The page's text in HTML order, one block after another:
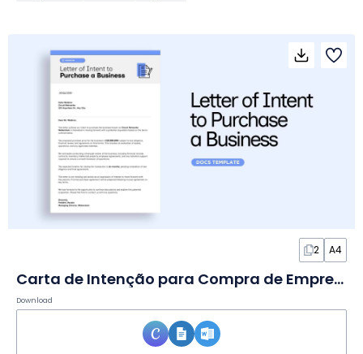
2 A4
Carta de Intenção para Compra de Empresa em Documento
Download